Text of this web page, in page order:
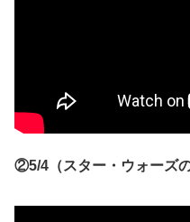
②5/4（スター・ウォーズ